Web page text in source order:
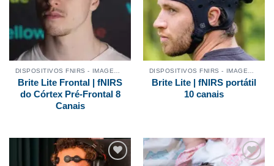
Brite Lite Frontal | fNIRS
do Córtex Pré-Frontal 8
Canais
Brite Lite | fNIRS portátil
10 canais